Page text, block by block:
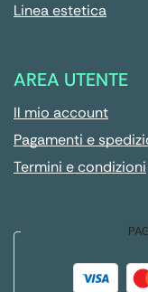
Linea estetica
AREA UTENTE
Il mio account
Pagamenti e
Termini e condizioni